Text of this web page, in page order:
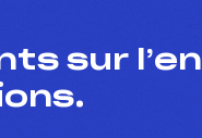
sur